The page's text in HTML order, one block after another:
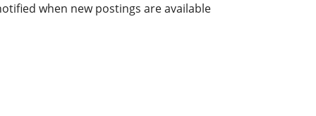
when new postings are available